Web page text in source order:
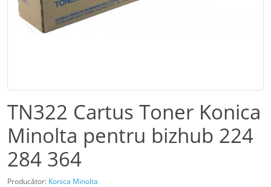
TN322 Cartus Toner Konica
Minolta pentru bizhub 224
284 364
Producător: Konica Minolta